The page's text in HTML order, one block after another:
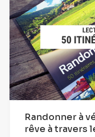
Randonner à
rêve à travers